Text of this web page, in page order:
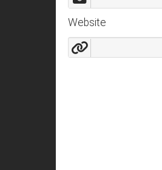
Website